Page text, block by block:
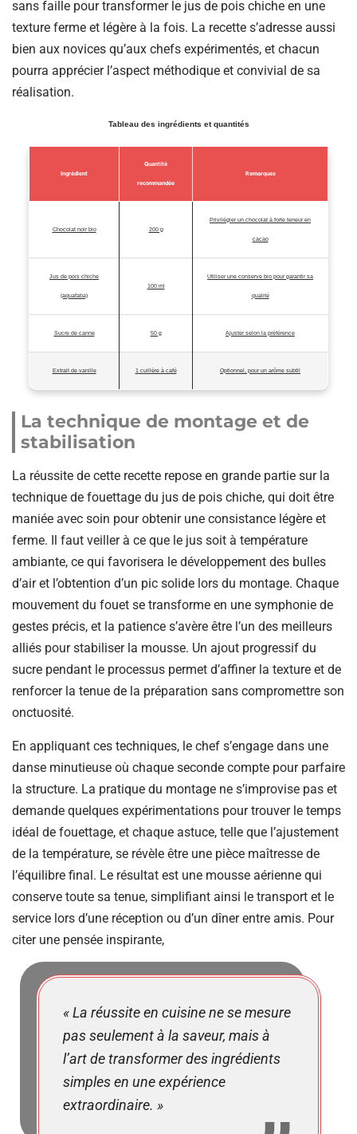
sans faille pour transformer le jus de pois chiche en une
texture ferme et légère à la fois. La recette s’adresse aussi
bien aux novices qu’aux chefs expérimentés, et chacun
pourra apprécier l’aspect méthodique et convivial de sa
réalisation.
Tableau des ingrédients et quantités
Ingrédient
Quantité
recommandée
Remarques
Chocolat noir bio 200 g
Privilégier un chocolat à forte teneur en
cacao
Jus de pois chiche
(aquafaba)
100 ml
Utiliser une conserve bio pour garantir sa
qualité
Sucre de canne 50 g Ajuster selon la préférence
Extrait de vanille 1 cuillère à café Optionnel, pour un arôme subtil
La technique de montage et de
stabilisation
La réussite de cette recette repose en grande partie sur la
technique de fouettage du jus de pois chiche, qui doit être
maniée avec soin pour obtenir une consistance légère et
ferme. Il faut veiller à ce que le jus soit à température
ambiante, ce qui favorisera le développement des bulles
d’air et l’obtention d’un pic solide lors du montage. Chaque
mouvement du fouet se transforme en une symphonie de
gestes précis, et la patience s’avère être l’un des meilleurs
alliés pour stabiliser la mousse. Un ajout progressif du
sucre pendant le processus permet d’affiner la texture et de
renforcer la tenue de la préparation sans compromettre son
onctuosité.
En appliquant ces techniques, le chef s’engage dans une
danse minutieuse où chaque seconde compte pour parfaire
la structure. La pratique du montage ne s’improvise pas et
demande quelques expérimentations pour trouver le temps
idéal de fouettage, et chaque astuce, telle que l’ajustement
de la température, se révèle être une pièce maîtresse de
l’équilibre final. Le résultat est une mousse aérienne qui
conserve toute sa tenue, simplifiant ainsi le transport et le
service lors d’une réception ou d’un dîner entre amis. Pour
citer une pensée inspirante,
« La réussite en cuisine ne se mesure
pas seulement à la saveur, mais à
l’art de transformer des ingrédients
simples en une expérience
extraordinaire. »